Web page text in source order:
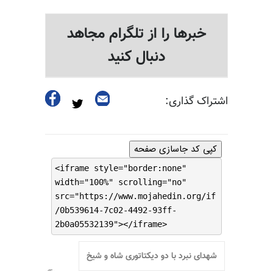
خبرها را از تلگرام مجاهد
دنبال کنید
اشتراک گذاری:
کپی کد جاسازی صفحه
<iframe style="border:none"
width="100%" scrolling="no"
src="https://www.mojahedin.org/if
/0b539614-7c02-4492-93ff-
2b0a05532139"></iframe>
شهدای نبرد با دو دیکتاتوری شاه و شیخ